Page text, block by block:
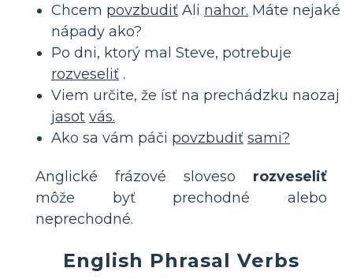
Chcem povzbudiť Ali nahor. Máte nejaké
nápady ako?
Po dni, ktorý mal Steve, potrebuje
rozveseliť .
Viem určite, že ísť na prechádzku naozaj
jasot vás.
Ako sa vám páči povzbudiť sami?
Anglické frázové sloveso rozveseliť
môže byť prechodné alebo
neprechodné.
English Phrasal Verbs